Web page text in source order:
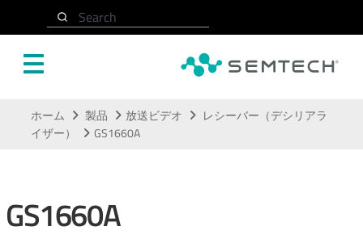
Search
ホーム 製品 放送ビデオ
レシーバー（デシリアラ
イザー）
GS1660A
GS1660A